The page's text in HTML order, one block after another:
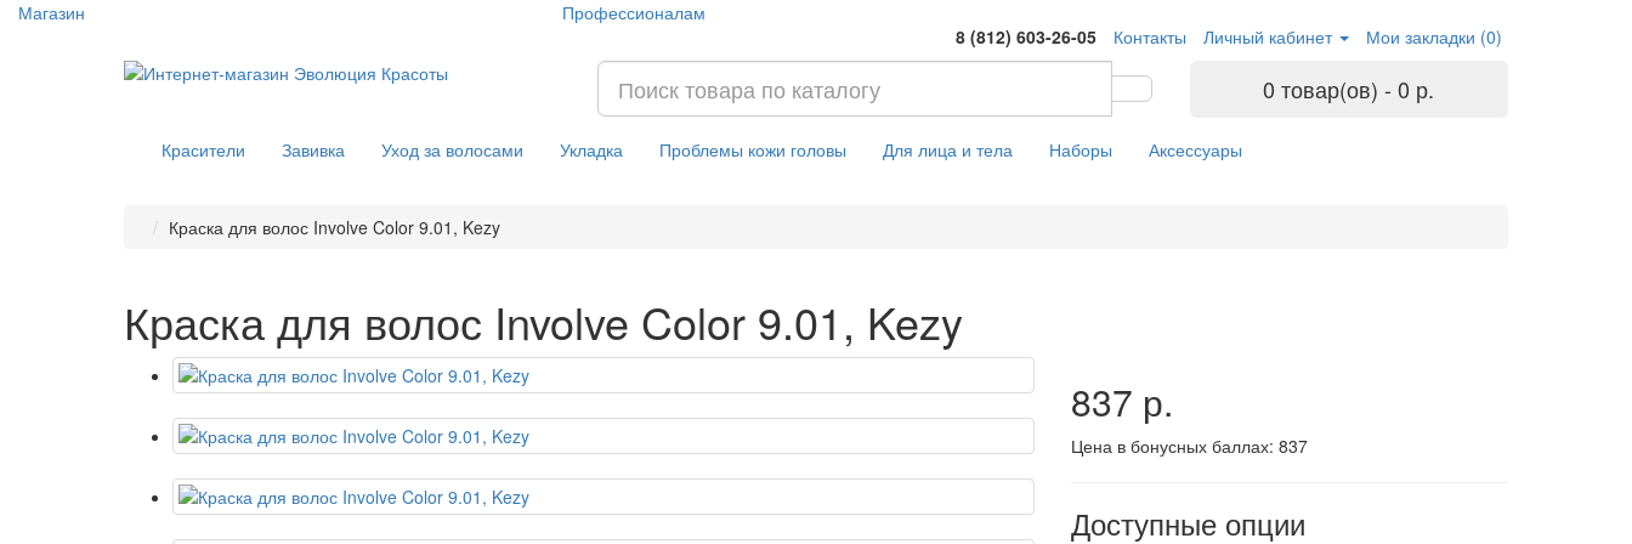
Магазин
Профессионалам
8 (812) 603-26-05
Контакты Личный кабинет Мои закладки (0)
0 товар(ов) - 0 р.
Красители Завивка Уход за волосами Укладка Проблемы кожи головы Для лица и тела Наборы Аксессуары
Краска для волос Involve Color 9.01, Kezy
Краска для волос Involve Color 9.01, Kezy
837 р.
Цена в бонусных баллах: 837
Доступные опции